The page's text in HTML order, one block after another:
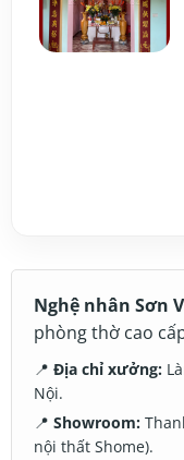
Nghệ nhân Sơn
phòng thờ cao
📍 Địa chỉ xưởng:
Nội.
📍 Showroom:
nội thất Shome).